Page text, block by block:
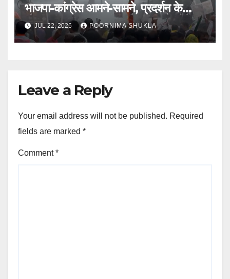
भाजपा-कांग्रेस आमने-सामने, प्रदर्शन के
दौरान बवाल; हालात संभालने पुलिस ने छोड़े
आंसू गैस के गोले और वाटर कैनन…
JUL 22, 2026 POORNIMA SHUKLA
Leave a Reply
Your email address will not be published. Required
fields are marked *
Comment*